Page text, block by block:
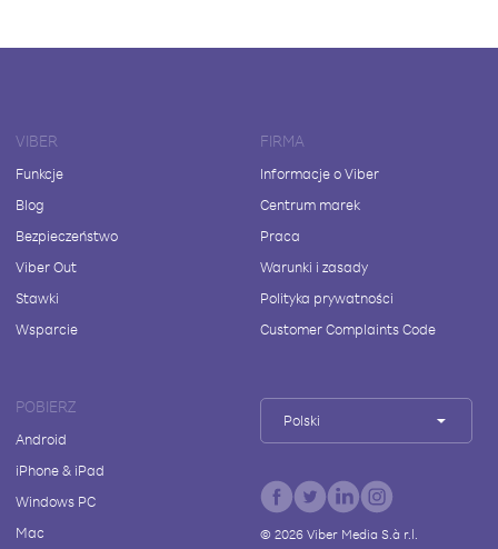
VIBER
Funkcje
Blog
Bezpieczeństwo
Viber Out
Stawki
Wsparcie
FIRMA
Informacje o Viber
Centrum marek
Praca
Warunki i zasady
Polityka prywatności
Customer Complaints Code
POBIERZ
Android
iPhone & iPad
Windows PC
Mac
Polski
© 2026Viber Media S.à r.l.